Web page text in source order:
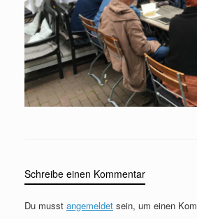
Schreibe einen Kommentar
Du musst angemeldet sein, um einen